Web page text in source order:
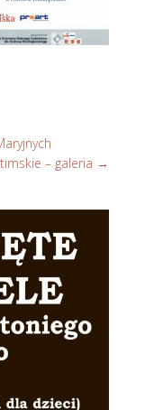
– galeria →